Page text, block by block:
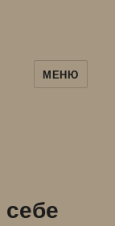
МЕНЮ